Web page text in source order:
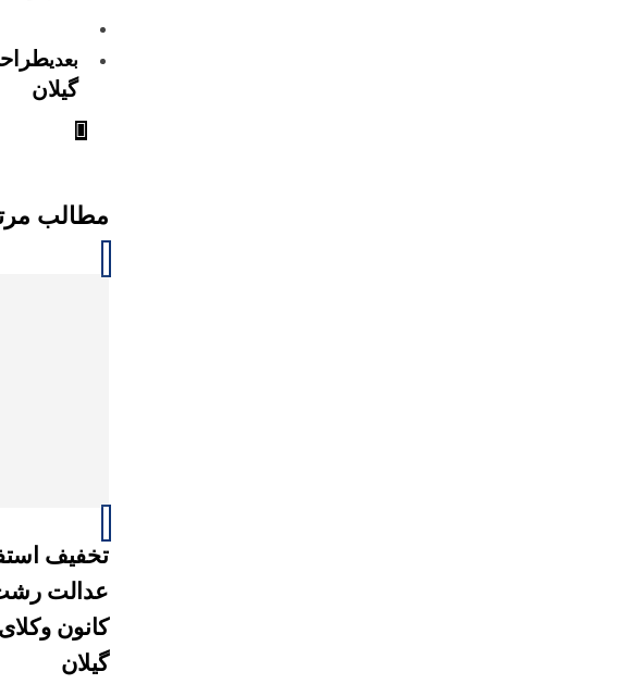
بعدی
گیلان
مطالب
تخفیف
عدالت
کانون
گیلان